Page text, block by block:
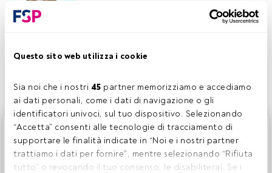
Questo sito web utilizza i cookie
Sia noi che i nostri 45 partner memorizziamo e accediamo
ai dati personali, come i dati di navigazione o gli
identificatori univoci, sul tuo dispositivo. Selezionando
“Accetta” consenti alle tecnologie di tracciamento di
supportare le finalità indicate in “Noi e i nostri partner
trattiamo i dati per fornire”, mentre selezionando “Rifiuta
tutto” o revocando il tuo consenso, le disabiliterai. Se i
Condividi:
Questo è un articolo riservato agli utenti FundsPeople. Se
sei già registrato, accedi tramite il pulsante Login. Se non
hai ancora un account, ti invitiamo a registrarti per scoprire
tutti i contenuti che FundsPeople ha da offrire.